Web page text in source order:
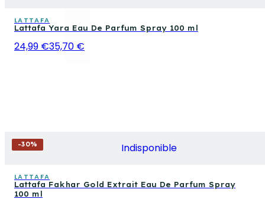
LATTAFA
Lattafa Yara Eau De Parfum Spray 100 ml
24,99 €35,70 €
-30% Indisponible
LATTAFA
Lattafa Fakhar Gold Extrait Eau De Parfum Spray
100 ml